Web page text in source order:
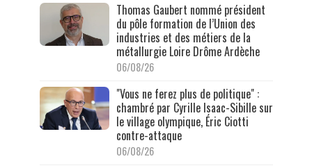
Thomas Gaubert nommé président
du pôle formation de l’Union des
industries et des métiers de la
métallurgie Loire Drôme Ardèche
06/08/26
"Vous ne ferez plus de politique" :
chambré par Cyrille Isaac-Sibille sur
le village olympique, Éric Ciotti
contre-attaque
06/08/26